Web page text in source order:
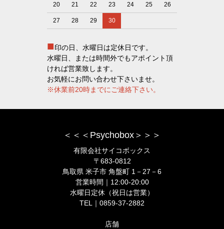
20 21 22 23 24 25 26
27 28 29 30
■印の日、水曜日は定休日です。
水曜日、または時間外でもアポイント頂
ければ営業致します。
お気軽にお問い合わせ下さいませ。
※休業前20時までにご連絡下さい。
＜＜＜Psychobox＞＞＞
有限会社サイコボックス
〒683-0812
鳥取県 米子市 角盤町 1－27－6
営業時間｜12:00-20:00
水曜日定休（祝日は営業）
TEL｜0859-37-2882
店舗